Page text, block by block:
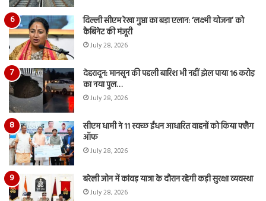
दिल्ली सीएम रेखा गुप्ता का बड़ा एलान: ‘लक्ष्मी योजना’ को
कैबिनेट की मंजूरी
July 28, 2026
देहरादून: मानसून की पहली बारिश भी नहीं झेल पाया 16 करोड़
का नया पुल…
July 28, 2026
सीएम धामी ने 11 स्वच्छ ईंधन आधारित वाहनों को किया फ्लैग
ऑफ
July 28, 2026
बरेली जोन में कांवड़ यात्रा के दौरान रहेगी कड़ी सुरक्षा व्यवस्था
July 28, 2026